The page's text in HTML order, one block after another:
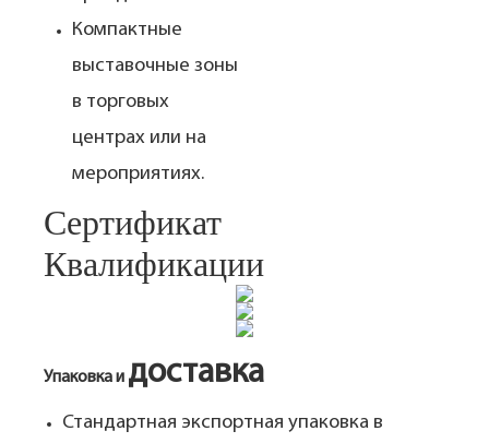
Компактные
выставочные зоны
в торговых
центрах или на
мероприятиях.
Сертификат
Квалификации
Упаковка и доставка
Стандартная экспортная упаковка в